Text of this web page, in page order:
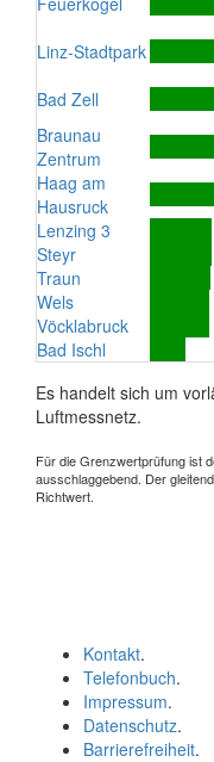
Linz-Stadtpark
Bad Zell
Braunau
Zentrum
Haag am
Hausruck
Lenzing 3
Steyr
Traun
Wels
Vöcklabruck
Bad Ischl
Es handelt sich um
Luftmessnetz.
Für die Grenzwertprüfung ist
ausschlaggebend. Der
Richtwert.
Kontakt.
Telefonbuch.
Impressum.
Datenschutz.
Barrierefreiheit.